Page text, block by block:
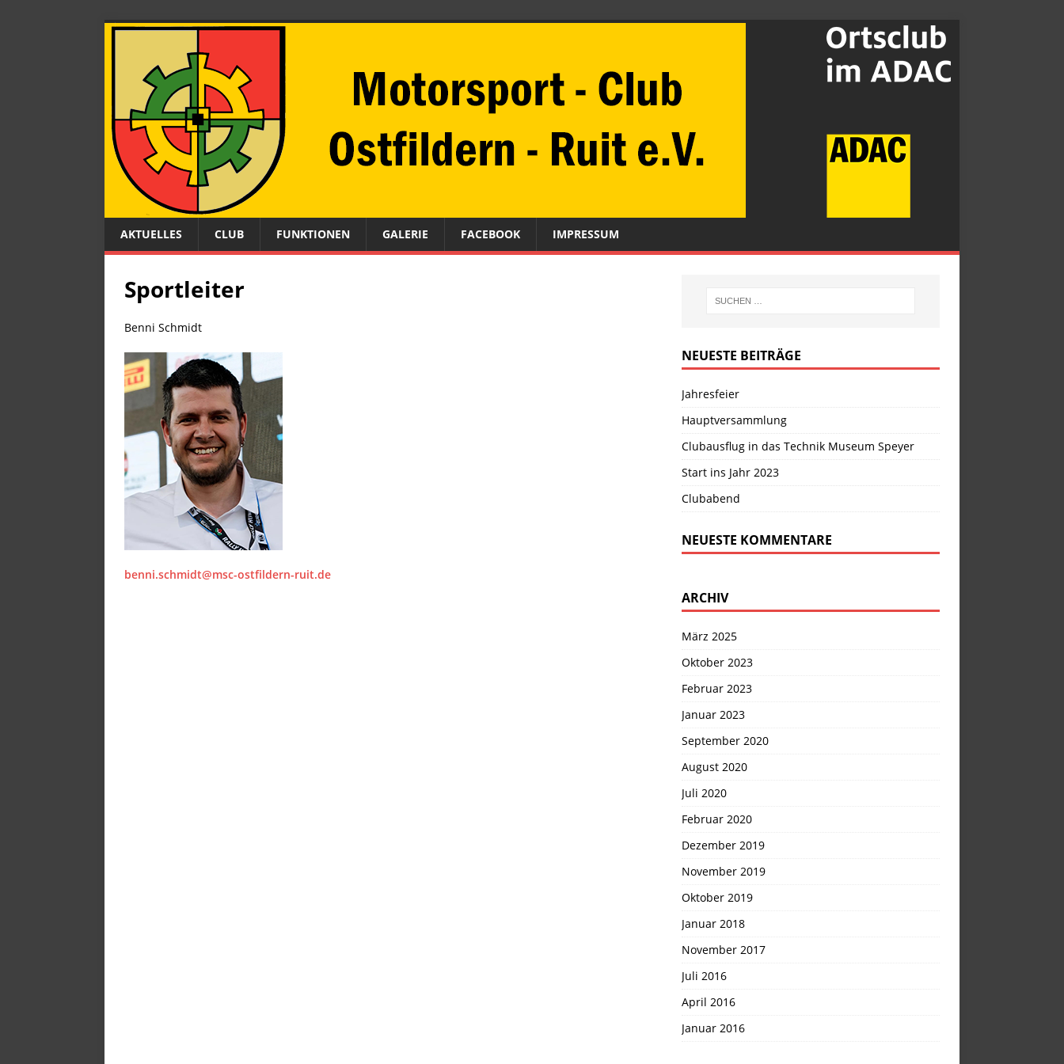
AKTUELLES CLUB FUNKTIONEN GALERIE FACEBOOK IMPRESSUM
Sportleiter
Benni Schmidt
benni.schmidt@msc-ostfildern-ruit.de
NEUESTE BEITRÄGE
Jahresfeier
Hauptversammlung
Clubausflug in das Technik Museum Speyer
Start ins Jahr 2023
Clubabend
NEUESTE KOMMENTARE
ARCHIV
März 2025
Oktober 2023
Februar 2023
Januar 2023
September 2020
August 2020
Juli 2020
Februar 2020
Dezember 2019
November 2019
Oktober 2019
Januar 2018
November 2017
Juli 2016
April 2016
Januar 2016